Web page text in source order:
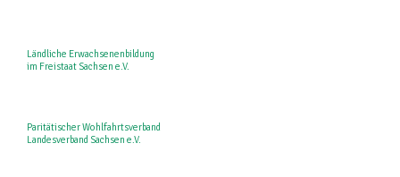
Ländliche Erwachsenenbildung
im Freistaat Sachsen e.V.
Paritätischer Wohlfahrtsverband
Landesverband Sachsen e.V.